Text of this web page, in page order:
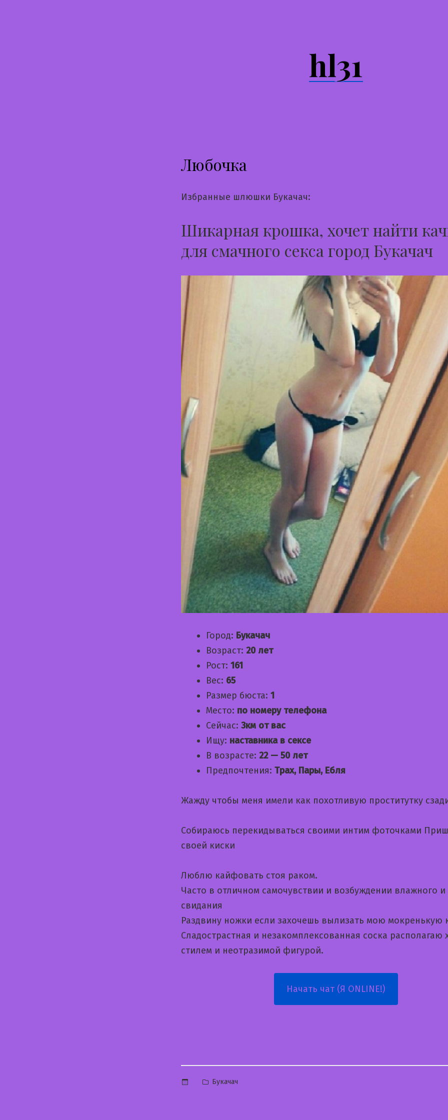
hl31
Любочка
Избранные шлюшки Букачач:
Шикарная крошка, хочет найти
для смачного секса город Букачач
Город: Букачач
Возраст: 20 лет
Рост: 161
Вес: 65
Размер бюста: 1
Место: по номеру телефона
Сейчас: 3км от вас
Ищу: наставника в сексе
В возрасте: 22 — 50 лет
Предпочтения: Трах, Пары, Ебля
Жажду чтобы меня имели как похотливую проститутку
Собираюсь перекидываться своими интим фоточками
своей киски
Люблю кайфовать стоя раком.
Часто в отличном самочувствии и возбуждении влажного и
свидания
Раздвину ножки если захочешь вылизать мою мокренькую
Cладострастная и незакомплексованная соска
стилем и неотразимой фигурой.
Начать чат (Я ONLINE!)
Опубликовано
Букачач